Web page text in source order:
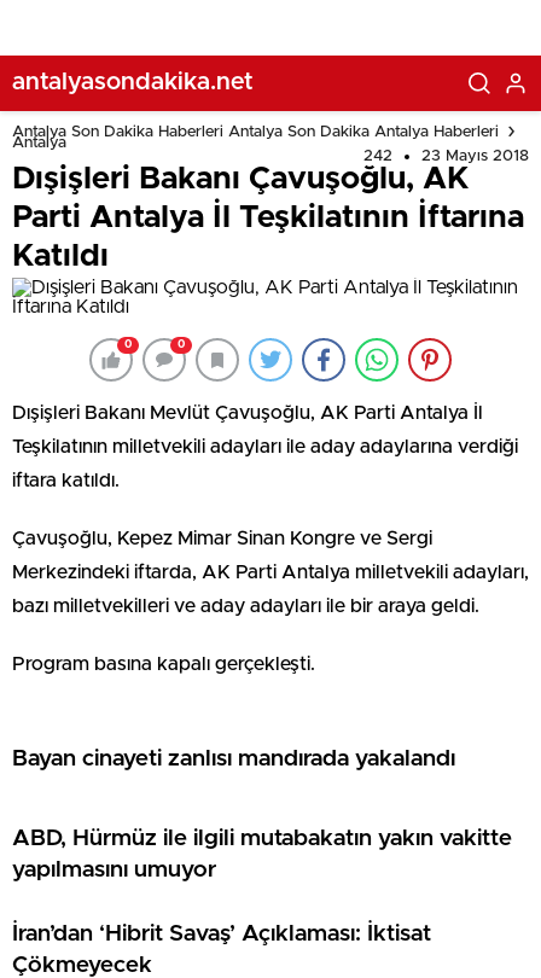
antalyasondakika.net
Antalya Son Dakika Haberleri Antalya Son Dakika Antalya Haberleri
Antalya
242
23 Mayıs 2018
Dışişleri Bakanı Çavuşoğlu, AK
Parti Antalya İl Teşkilatının İftarına
Katıldı
0 0
Dışişleri Bakanı Mevlüt Çavuşoğlu, AK Parti Antalya İl
Teşkilatının milletvekili adayları ile aday adaylarına verdiği
iftara katıldı.
Çavuşoğlu, Kepez Mimar Sinan Kongre ve Sergi
Merkezindeki iftarda, AK Parti Antalya milletvekili adayları,
bazı milletvekilleri ve aday adayları ile bir araya geldi.
Program basına kapalı gerçekleşti.
Bayan cinayeti zanlısı mandırada yakalandı
ABD, Hürmüz ile ilgili mutabakatın yakın vakitte
yapılmasını umuyor
İran’dan ‘Hibrit Savaş’ Açıklaması: İktisat
Çökmeyecek